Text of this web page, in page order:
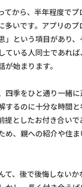
てから、半年程度でプ
多いです。アプリの
」という項目があり
ている人同士であれ
が始まります。
四季をひと通り一緒
するのに十分な時間
提としたお付き合い
め、親への紹介や住
て、後で後悔しない